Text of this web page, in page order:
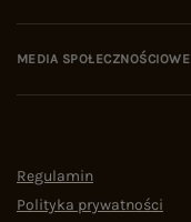
MEDIA SPOŁECZNOŚCIOWE
Regulamin
Polityka prywatności